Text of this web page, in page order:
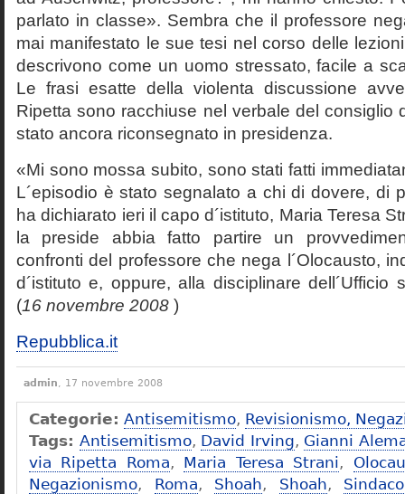
parlato in classe». Sembra che il professore
mai manifestato le sue tesi nel corso delle
descrivono come un uomo stressato, facile a
Le frasi esatte della violenta discussione
Ripetta sono racchiuse nel verbale del consiglio
stato ancora riconsegnato in presidenza.
«Mi sono mossa subito, sono stati fatti
L´episodio è stato segnalato a chi di dovere, di
ha dichiarato ieri il capo d´istituto, Maria Teresa
la preside abbia fatto partire un
confronti del professore che nega l´Olocausto,
d´istituto e, oppure, alla disciplinare dell´Ufficio
(16 novembre 2008 )
Repubblica.it
admin, 17 novembre 2008
Categorie: Antisemitismo, Revisionismo,
Tags: Antisemitismo, David Irving, Gianni
via Ripetta Roma, Maria Teresa Strani,
Negazionismo, Roma, Shoah, Shoah,